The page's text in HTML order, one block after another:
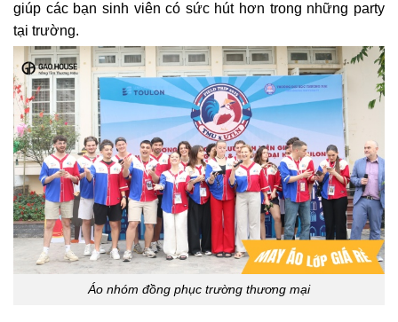
giúp các bạn sinh viên có sức hút hơn trong những party
tại trường.
Áo nhóm đồng phục trường thương mại